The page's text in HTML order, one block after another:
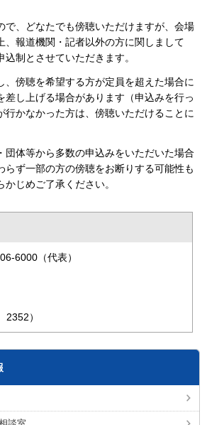
で、どなたでも傍聴いただけますが、会場
、報道機関・記者以外の方に関しまして
込制とさせていただきます。
、傍聴を希望する方が定員を超えた場合に
差し上げる場合があります（申込みを行っ
行かなかった方は、傍聴いただけることに
団体等から多数の申込みをいただいた場合
らず一部の方の傍聴をお断りする可能性も
じめご了承ください。
6000（代表）
2352）